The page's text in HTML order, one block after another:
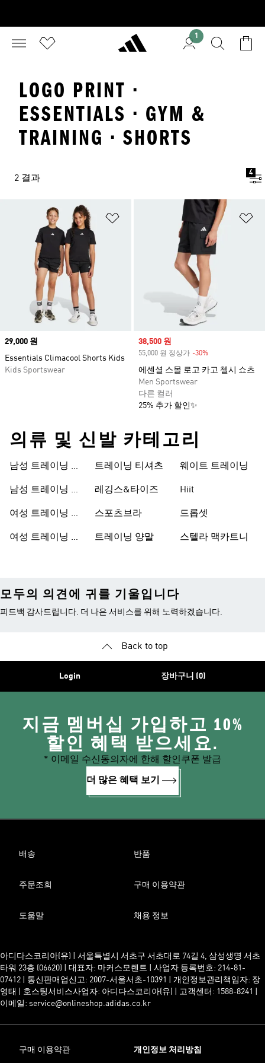
1
LOGO PRINT ·
ESSENTIALS · GYM &
TRAINING · SHORTS
2 결과
4
위시리스트 담기
Price
29,000 원
Essentials Climacool Shorts Kids
Kids Sportswear
Sale price
38,500 원
55,000 원 정상가 -30%
에센셜 스몰 로고 카고 첼시 쇼츠
Men Sportswear
다른 컬러
25% 추가 할인✨
의류 및 신발 카테고리
남성 트레이닝 신
남성 트레이닝 의
여성 트레이닝 신
여성 트레이닝 의
트레이닝 티셔츠
레깅스&타이즈
스포츠브라
트레이닝 양말
웨이트 트레이닝
Hiit
드롭셋
스텔라 맥카트니
모두의 의견에 귀를 기울입니다
피드백 감사드립니다. 더 나은 서비스를 위해 노력하겠습니다.
Back to top
Login 장바구니 (0)
지금 멤버십 가입하고 10%
할인 혜택 받으세요.
* 이메일 수신동의자에 한해 할인쿠폰 발급
더 많은 혜택 보기
배송 반품
주문조회 구매 이용약관
도움말 채용 정보
아디다스코리아(유) | 서울특별시 서초구 서초대로 74길 4, 삼성생명 서초
타워 23층 (06620) | 대표자: 마커스모렌트 | 사업자 등록번호: 214-81-
07412 | 통신판매업신고: 2007-서울서초-10391 | 개인정보관리책임자: 장
영태 | 호스팅서비스사업자: 아디다스코리아(유) | 고객센터: 1588-8241 |
이메일: service@onlineshop.adidas.co.kr
구매 이용약관 개인정보 처리방침